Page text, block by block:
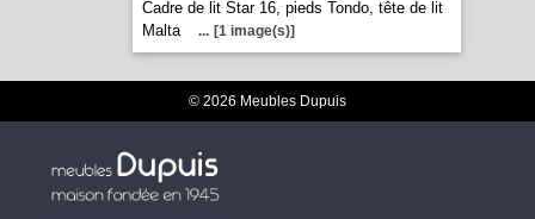
Cadre de lit Star 16, pieds Tondo, tête de lit
Malta
... [1 image(s)]
© 2026 Meubles Dupuis